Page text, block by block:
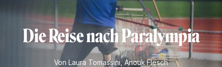
Die Reise nach Paralympia
Von Laura Tomassini, Anouk Flesch